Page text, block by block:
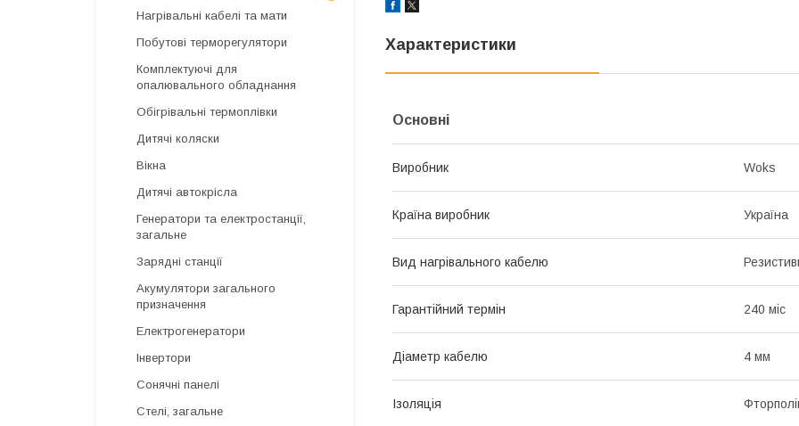
Характеристики
Основні
Виробник Woks
Країна виробник Україна
Вид нагрівального кабелю
Гарантійний термін 240 міс
Діаметр кабелю 4 мм
Ізоляція
Нагрівальні кабелі та мати
Побутові терморегулятори
Комплектуючі для
опалювального обладнання
Обігрівальні термоплівки
Дитячі коляски
Вікна
Дитячі автокрісла
Генератори та електростанції,
загальне
Зарядні станції
Акумулятори загального
призначення
Електрогенератори
Інвертори
Сонячні панелі
Стелі, загальне